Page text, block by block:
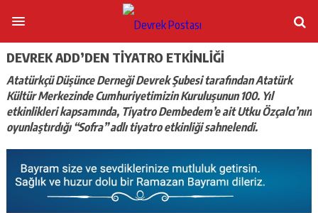
DEVREK ADD’DEN TİYATRO ETKİNLİĞİ
Atatürkçü Düşünce Derneği Devrek Şubesi tarafından Atatürk
Kültür Merkezinde Cumhuriyetimizin Kuruluşunun 100. Yıl
etkinlikleri kapsamında, Tiyatro Dembedem’e ait Utku Özçalcı’nın
oyunlaştırdığı “Sofra” adlı tiyatro etkinliği sahnelendi.